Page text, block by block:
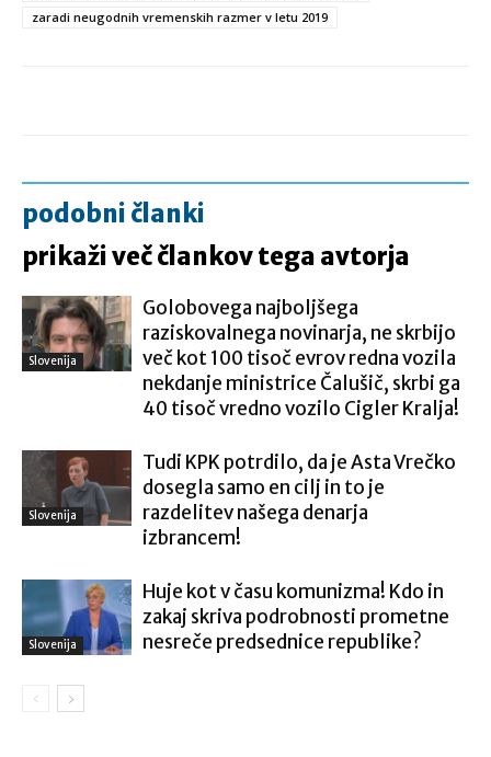
zaradi neugodnih vremenskih razmer v letu 2019
podobni članki
prikaži več člankov tega avtorja
Slovenija
Golobovega najboljšega
raziskovalnega novinarja, ne skrbijo
več kot 100 tisoč evrov redna vozila
nekdanje ministrice Čalušič, skrbi ga
40 tisoč vredno vozilo Cigler Kralja!
Slovenija
Tudi KPK potrdilo, da je Asta Vrečko
dosegla samo en cilj in to je
razdelitev našega denarja
izbrancem!
Slovenija
Huje kot v času komunizma! Kdo in
zakaj skriva podrobnosti prometne
nesreče predsednice republike?